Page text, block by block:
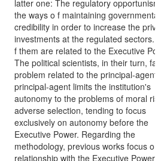
latter one: The regulatory opportunism
the ways o f maintaining governmental
credibility in order to increase the
investments at the regulated sectors.
f them are related to the Executive
The political scientists, in their turn,
problem related to the principal-agent.
principal-agent limits the institution's
autonomy to the problems of moral
adverse selection, tending to focus
exclusively on autonomy before the
Executive Power. Regarding the
methodology, previous works focus on
relationship with the Executive Power,